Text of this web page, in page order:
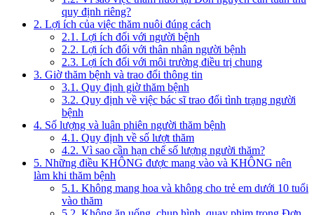
quy định riêng?
2. Lợi ích của việc thăm nuôi đúng cách
2.1. Lợi ích đối với người bệnh
2.2. Lợi ích đối với thân nhân người bệnh
2.3. Lợi ích đối với môi trường điều trị chung
3. Giờ thăm bệnh và trao đổi thông tin
3.1. Quy định giờ thăm bệnh
3.2. Quy định về việc bác sĩ trao đổi tình trạng người
bệnh
4. Số lượng và luân phiên người thăm bệnh
4.1. Quy định về số lượt thăm
4.2. Vì sao cần hạn chế số lượng người thăm?
5. Những điều KHÔNG được mang vào và KHÔNG nên
làm khi thăm bệnh
5.1. Không mang hoa và không cho trẻ em dưới 10 tuổi
vào thăm